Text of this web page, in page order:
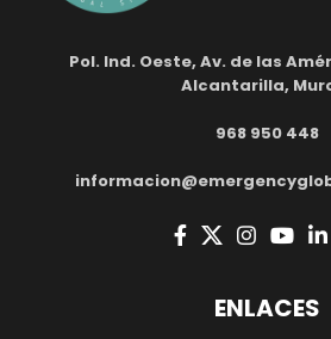
Pol. Ind. Oeste, Av. de las
Alcantarilla,
968 950 448
ENLACES